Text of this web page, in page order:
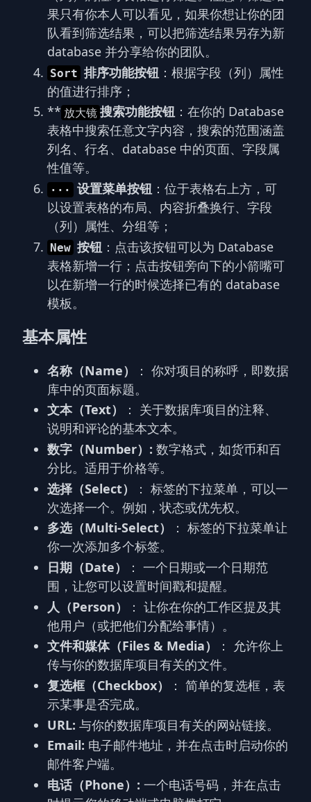
果只有你本人可以看见，如果你想让你的团
队看到筛选结果，可以把筛选结果另存为新
database 并分享给你的团队。
Sort 排序功能按钮 ：根据字段（列）属性
的值进行排序；
** 放大镜 搜索功能按钮：在你的 Database
表格中搜索任意文字内容，搜索的范围涵盖
列名、行名、database 中的页面、字段属
性值等。
··· 设置菜单按钮：位于表格右上方，可
以设置表格的布局、内容折叠换行、字段
（列）属性、分组等；
New 按钮：点击该按钮可以为 Database
表格新增一行；点击按钮旁向下的小箭嘴可
以在新增一行的时候选择已有的 database
模板。
基本属性
名称（Name）
： 你对项目的称呼，即数据
库中的页面标题。
文本（Text）
： 关于数据库项目的注释、
说明和评论的基本文本。
数字（Number）: 数字格式，如货币和百
分比。适用于价格等。
选择（Select）
： 标签的下拉菜单，可以一
次选择一个。例如，状态或优先权。
多选（Multi-Select）
： 标签的下拉菜单让
你一次添加多个标签。
日期（Date）
： 一个日期或一个日期范
围，让您可以设置时间戳和提醒。
人（Person）
： 让你在你的工作区提及其
他用户（或把他们分配给事情）。
文件和媒体（Files & Media）
： 允许你上
传与你的数据库项目有关的文件。
复选框（Checkbox）
： 简单的复选框，表
示某事是否完成。
URL: 与你的数据库项目有关的网站链接。
Email: 电子邮件地址，并在点击时启动你的
邮件客户端。
电话（Phone）: 一个电话号码，并在点击